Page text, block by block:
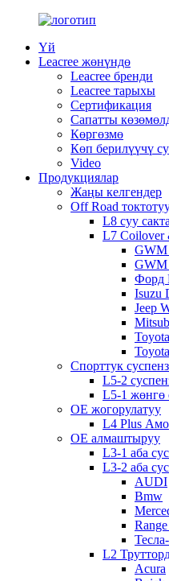
Үй
Leacree жөнүндө
Leacree бренди
Leacree тарыхы
Сертификация
Сапатты
Көргөзмө
Көп берилүүчү
Video
Продукциялар
Жаңы келгендер
Off Road
L8 суу
L7 Coilover
GWM
GWM
Форд
Isuzu
Jeep
Спорттук
L5-2
L5-1 жөнгө
OE жогорулатуу
L4 Plus
OE алмаштыруу
L3-1 аба
L3-2 аба
AUDI
Bmw
L2
Acura